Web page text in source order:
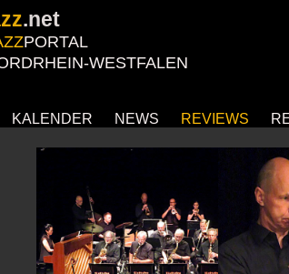
.net
PORTAL
WESTFALEN
KALENDER NEWS REVIEWS